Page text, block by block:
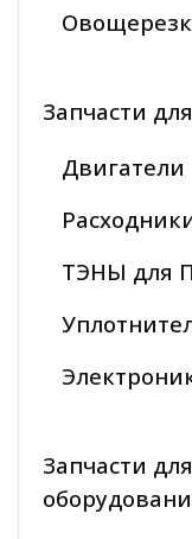
Запчасти
Двигатели
ТЭНЫ для
Запчасти